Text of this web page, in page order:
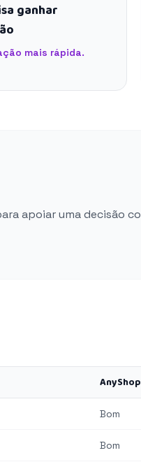
ganhar
mais rápida.
apoiar uma decisão
AnyShop
Bom
Bom